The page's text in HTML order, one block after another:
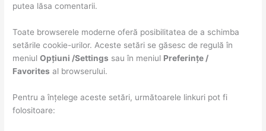
putea lăsa comentarii.
Toate browserele moderne oferă posibilitatea de a schimba
setările cookie-urilor. Aceste setări se găsesc de regulă în
meniulOpțiuni /Settings sau în meniul Preferințe /
Favorites al browserului.
Pentru a înțelege aceste setări, următoarele linkuri pot fi
folositoare: